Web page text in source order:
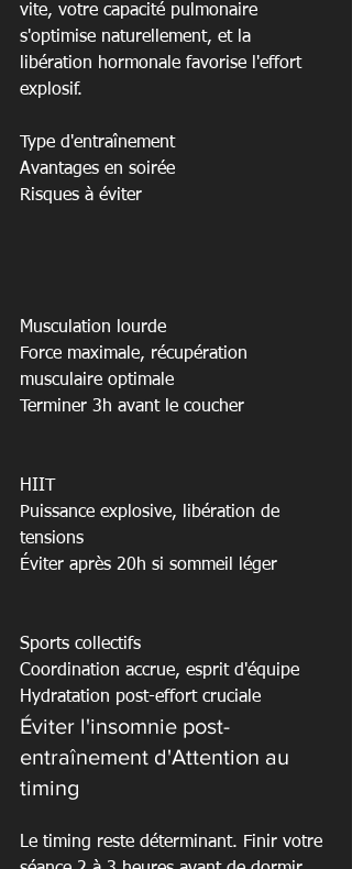
vite, votre capacité pulmonaire
s'optimise naturellement, et la
libération hormonale favorise l'effort
explosif.
Type d'entraînement
Avantages en soirée
Risques à éviter
Musculation lourde
Force maximale, récupération
musculaire optimale
Terminer 3h avant le coucher
HIIT
Puissance explosive, libération de
tensions
Éviter après 20h si sommeil léger
Sports collectifs
Coordination accrue, esprit d'équipe
Hydratation post-effort cruciale
Éviter l'insomnie post-
entraînement d'Attention au
timing
Le timing reste déterminant. Finir votre